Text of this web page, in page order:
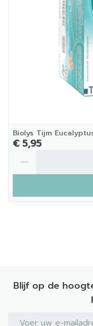
Biolys Tijm
€ 5,95
Blijf op de
E-mail adres